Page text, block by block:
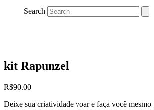
Search
kit Rapunzel
R$90.00
Deixe sua criatividade voar e faça você mesmo